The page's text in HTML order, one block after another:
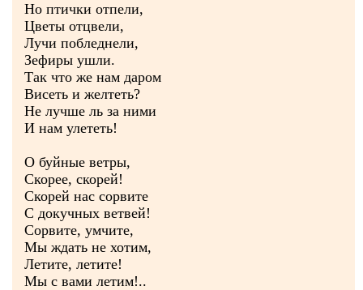
Но птички отпели,
Цветы отцвели,
Лучи побледнели,
Зефиры ушли.
Так что же нам даром
Висеть и желтеть?
Не лучше ль за ними
И нам улететь!
О буйные ветры,
Скорее, скорей!
Скорей нас сорвите
С докучных ветвей!
Сорвите, умчите,
Мы ждать не хотим,
Летите, летите!
Мы с вами летим!..